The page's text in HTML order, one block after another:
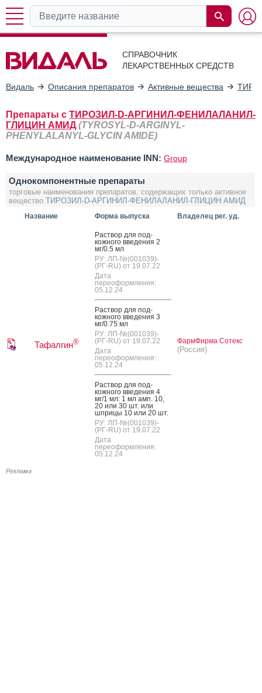
СПРАВОЧНИК
ЛЕКАРСТВЕННЫХ СРЕДСТВ
Видаль Описания препаратов Активные вещества
Препараты с ТИРОЗИЛ-D-АРГИНИЛ-ФЕНИЛАЛАНИЛ-
ГЛИЦИН АМИД (TYROSYL-D-ARGINYL-
PHENYLALANYL-GLYCIN AMIDE)
Международное наименование INN: Group
Однокомпонентные препараты
торговые наименования препаратов, содержащих только активное
вещество ТИРОЗИЛ-D-АРГИНИЛ-ФЕНИЛАЛАНИЛ-ГЛИЦИН АМИД
Название Форма выпуска Владелец рег. уд.
Тафалгин®
Рас­твор для под­
кожно­го вве­дения 2
мг/0.5 мл
РУ: ЛП-№(001039)-
(РГ-RU) от 19.07.22
Дата
переоформления:
05.12.24
Рас­твор для под­
кожно­го вве­дения 3
мг/0.75 мл
РУ: ЛП-№(001039)-
(РГ-RU) от 19.07.22
Дата
переоформления:
05.12.24
Рас­твор для под­
кожно­го вве­дения 4
мг/1 мл: 1 мл амп. 10,
20 или 30 шт. или
шпри­цы 10 или 20 шт.
РУ: ЛП-№(001039)-
(РГ-RU) от 19.07.22
Дата
переоформления:
05.12.24
ФармФирма Сотекс
(Россия)
Реклама